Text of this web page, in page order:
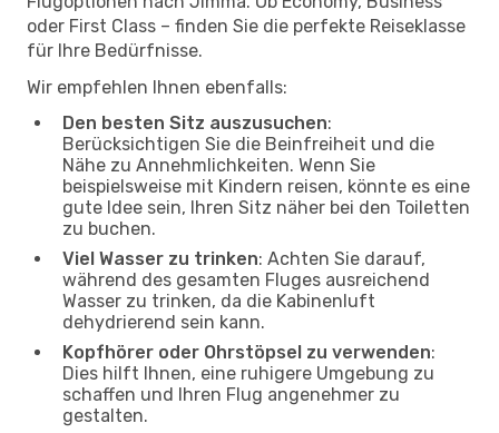
oder First Class – finden Sie die perfekte Reiseklasse
für Ihre Bedürfnisse.
Wir empfehlen Ihnen ebenfalls:
Den besten Sitz auszusuchen:
Berücksichtigen Sie die Beinfreiheit und die
Nähe zu Annehmlichkeiten. Wenn Sie
beispielsweise mit Kindern reisen, könnte es eine
gute Idee sein, Ihren Sitz näher bei den Toiletten
zu buchen.
Viel Wasser zu trinken: Achten Sie darauf,
während des gesamten Fluges ausreichend
Wasser zu trinken, da die Kabinenluft
dehydrierend sein kann.
Kopfhörer oder Ohrstöpsel zu verwenden:
Dies hilft Ihnen, eine ruhigere Umgebung zu
schaffen und Ihren Flug angenehmer zu
gestalten.